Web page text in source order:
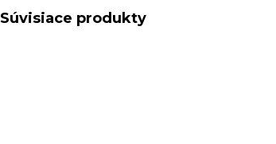
Súvisiace produkty